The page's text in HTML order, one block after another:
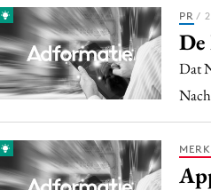
Gedragsverandering
Influencer marketing
Interne communicatie
PR /
De
Dat